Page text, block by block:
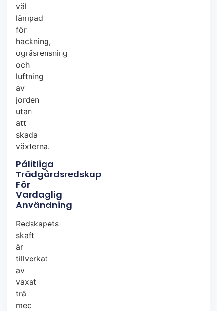
väl
lämpad
för
hackning,
ogräsrensning
och
luftning
av
jorden
utan
att
skada
växterna.
Pålitliga
Trädgårdsredskap
För
Vardaglig
Användning
Redskapets
skaft
är
tillverkat
av
vaxat
trä
med